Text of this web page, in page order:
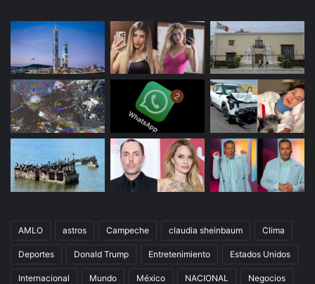
AMLO astros Campeche claudia sheinbaum Clima
Deportes Donald Trump Entretenimiento Estados Unidos
Internacional Mundo México NACIONAL Negocios